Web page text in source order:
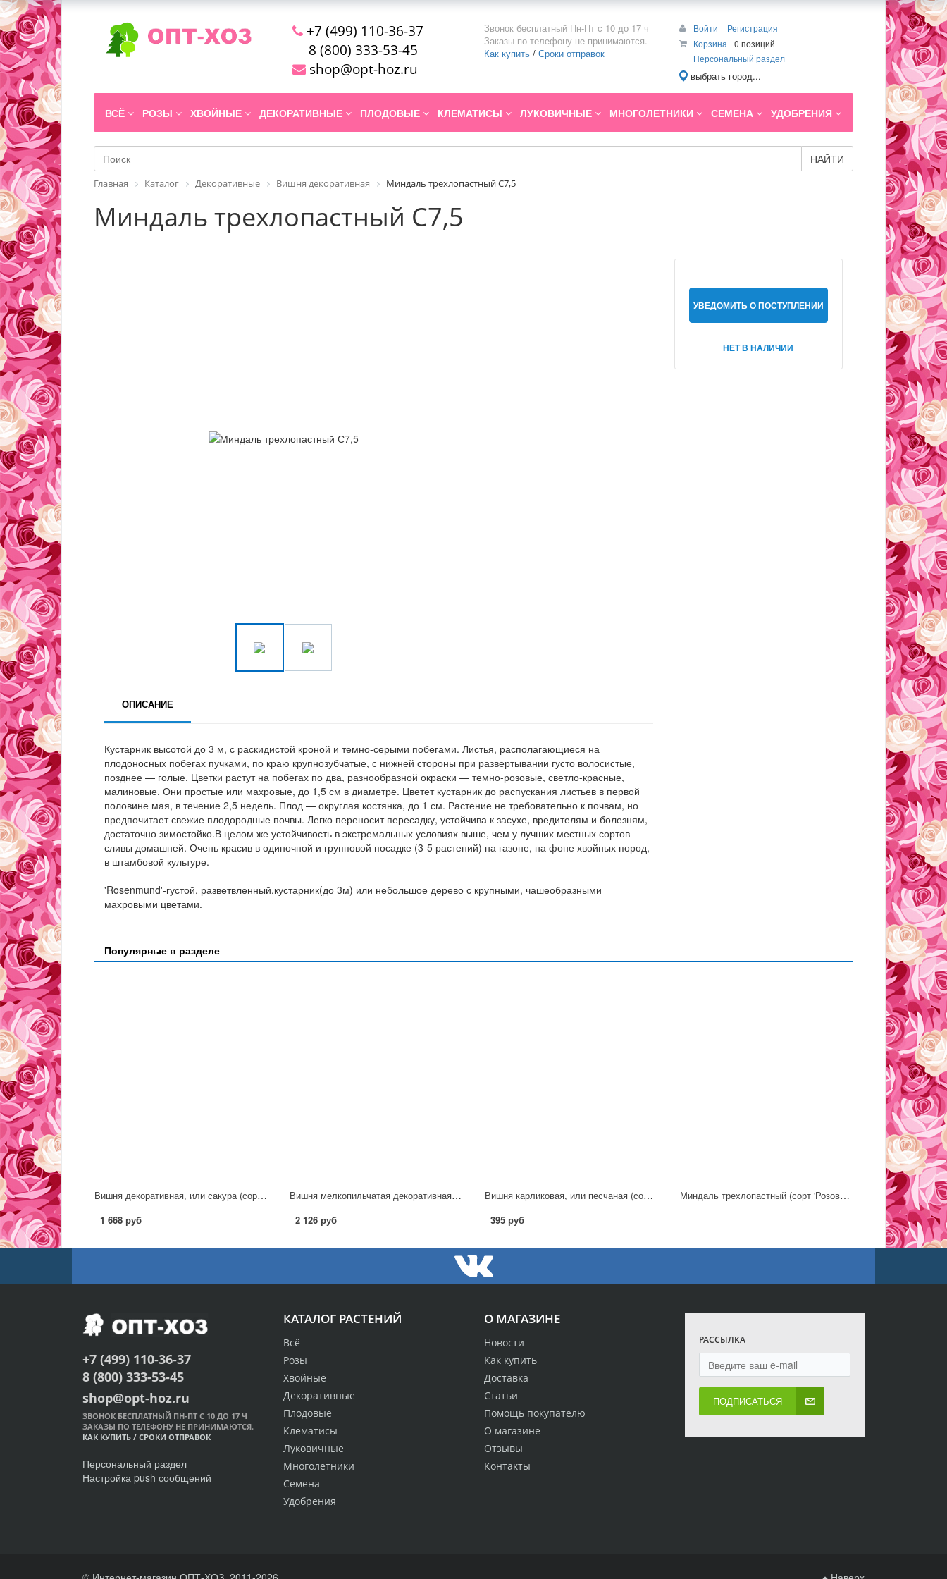
+7 (499) 110-36-37
8 (800) 333-53-45
shop@opt-hoz.ru
Звонок бесплатный Пн-Пт с 10 до 17 ч
Заказы по телефону не принимаются.
Как купить / Сроки отправок
Войти
Регистрация
Корзина
0 позиций
Персональный раздел
выбрать город...
ВСЁ РОЗЫ ХВОЙНЫЕ ДЕКОРАТИВНЫЕ ПЛОДОВЫЕ КЛЕМАТИСЫ ЛУКОВИЧНЫЕ МНОГОЛЕТНИКИ СЕМЕНА УДОБРЕНИЯ
НАЙТИ
Главная Каталог Декоративные Вишня декоративная Миндаль трехлопастный С7,5
Миндаль трехлопастный С7,5
УВЕДОМИТЬ О ПОСТУПЛЕНИИ
НЕТ В НАЛИЧИИ
ОПИСАНИЕ
Кустарник высотой до 3 м, с раскидистой кроной и темно-серыми побегами. Листья, располагающиеся на
плодоносных побегах пучками, по краю крупнозубчатые, с нижней стороны при развертывании густо волосистые,
позднее — голые. Цветки растут на побегах по два, разнообразной окраски — темно-розовые, светло-красные,
малиновые. Они простые или махровые, до 1,5 см в диаметре. Цветет кустарник до распускания листьев в первой
половине мая, в течение 2,5 недель. Плод — округлая костянка, до 1 см. Растение не требовательно к почвам, но
предпочитает свежие плодородные почвы. Легко переносит пересадку, устойчива к засухе, вредителям и болезням,
достаточно зимостойко.В целом же устойчивость в экстремальных условиях выше, чем у лучших местных сортов
сливы домашней. Очень красив в одиночной и групповой посадке (3-5 растений) на газоне, на фоне хвойных пород,
в штамбовой культуре.
'Rosenmund'-густой, разветвленный,кустарник(до 3м) или небольшое дерево с крупными, чашеобразными
махровыми цветами.
Популярные в разделе
Вишня декоративная, или сакура (сорт 'Pink Parasol')
1 668 руб
Вишня мелкопильчатая декоративная (сорт 'Kiku-shidare-zakura') С3
2 126 руб
Вишня карликовая, или песчаная (сорт 'Depressa')
395 руб
Миндаль трехлопастный (сорт 'Розовый шар')
О МАГАЗИНЕ
Новости
Как купить
Доставка
Статьи
Помощь покупателю
О магазине
Отзывы
Контакты
КАТАЛОГ РАСТЕНИЙ
Всё
Розы
Хвойные
Декоративные
Плодовые
Клематисы
Луковичные
Многолетники
Семена
Удобрения
РАССЫЛКА
ПОДПИСАТЬСЯ
+7 (499) 110-36-37
8 (800) 333-53-45
shop@opt-hoz.ru
ЗВОНОК БЕСПЛАТНЫЙ ПН-ПТ С 10 ДО 17 Ч
ЗАКАЗЫ ПО ТЕЛЕФОНУ НЕ ПРИНИМАЮТСЯ.
КАК КУПИТЬ / СРОКИ ОТПРАВОК
Персональный раздел
Настройка push сообщений